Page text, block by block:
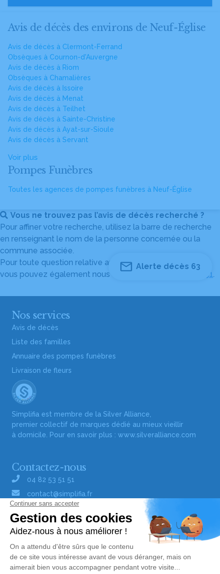
Avis de décès des environs de Neuf-Église
Avis de décès à Clermont-Ferrand
Obsèques à Cournon-d'Auvergne
Avis de décès à Riom
Obsèques à Chamalières
Avis de décès à Issoire
Avis de décès à Menat
Avis de décès à Teilhet
Avis de décès à Sainte-Christine
Avis de décès à Ayat-sur-Sioule
Avis de décès à Servant
Voir plus
Pompes Funèbres
Toutes les agences de pompes funèbres à Neuf-Église
Vous ne trouvez pas l’avis de décès recherché ?
Pour affiner votre recherche, utilisez la barre de recherche
en renseignant le nom de la personne concernée ou la
commune associée.
Pour toute question relative au fonctionnement du site,
vous pouvez également nous contacter au
04 82 53 51 51.
Alerte décès 63
Nos services
Avis de décès
Liste des familles
Annuaire des pompes funèbres
Livraison de fleurs
Simplifia est membre de la Silver Alliance,
premier collectif de marques dédié au mieux vieillir
à domicile. Pour en savoir plus : www.silveralliance.com
Contactez-nous
04 82 53 51 51
contact@simplifia.fr
Réseaux sociaux
Liens utiles